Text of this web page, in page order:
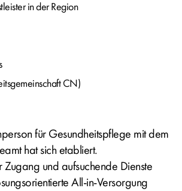
in der Region
CN)
für Gesundheitspflege mit dem
hat sich etabliert.
und aufsuchende Dienste
All-in-Versorgung